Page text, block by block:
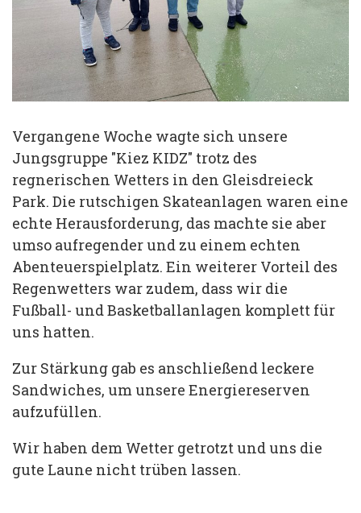
Vergangene Woche wagte sich unsere
Jungsgruppe "Kiez KIDZ" trotz des
regnerischen Wetters in den Gleisdreieck
Park. Die rutschigen Skateanlagen waren eine
echte Herausforderung, das machte sie aber
umso aufregender und zu einem echten
Abenteuerspielplatz. Ein weiterer Vorteil des
Regenwetters war zudem, dass wir die
Fußball- und Basketballanlagen komplett für
uns hatten.
Zur Stärkung gab es anschließend leckere
Sandwiches, um unsere Energiereserven
aufzufüllen.
Wir haben dem Wetter getrotzt und uns die
gute Laune nicht trüben lassen.